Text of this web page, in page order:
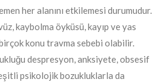
her alanını etkilemesi durumudur.
kaybolma öyküsü, kayıp ve yas
konu travma sebebi olabilir.
despresyon, anksiyete, obsesif
psikolojik bozukluklarla da